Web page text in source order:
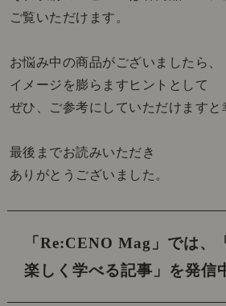
ご覧いただけます。
お悩み中の商品がございましたら、
イメージを膨らますヒントとして
ぜひ、ご参考にしていただけますと
最後までお読みいただき
ありがとうございました。
「Re:CENO Mag」では、
楽しく学べる記事」を発信